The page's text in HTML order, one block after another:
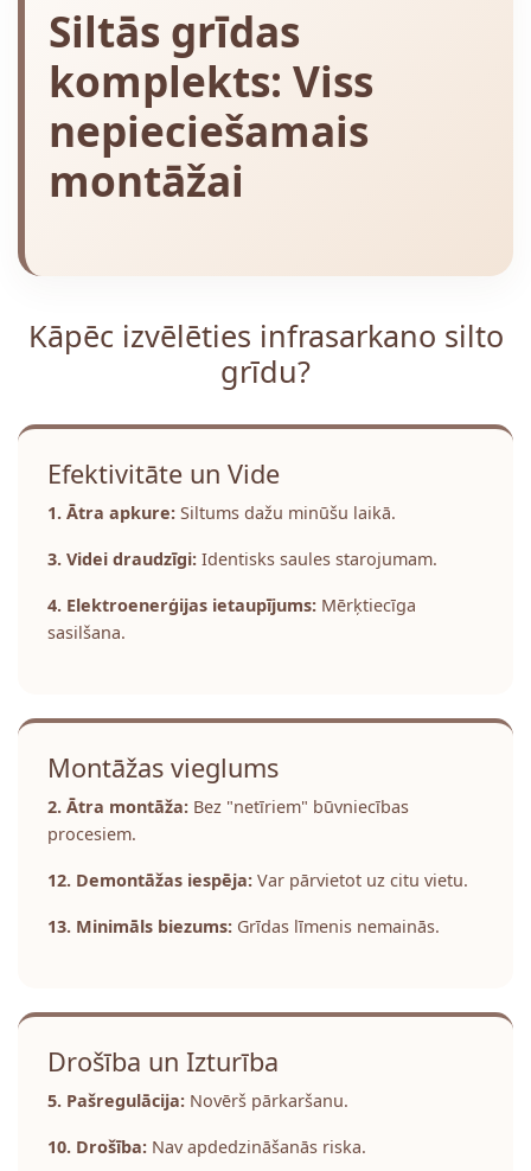
Siltās grīdas
komplekts: Viss
nepieciešamais
montāžai
Kāpēc izvēlēties infrasarkano silto
grīdu?
Efektivitāte un Vide
1. Ātra apkure: Siltums dažu minūšu laikā.
3. Videi draudzīgi: Identisks saules starojumam.
4. Elektroenerģijas ietaupījums: Mērķtiecīga
sasilšana.
Montāžas vieglums
2. Ātra montāža: Bez "netīriem" būvniecības
procesiem.
12. Demontāžas iespēja: Var pārvietot uz citu vietu.
13. Minimāls biezums: Grīdas līmenis nemainās.
Drošība un Izturība
5. Pašregulācija: Novērš pārkaršanu.
10. Drošība: Nav apdedzināšanās riska.